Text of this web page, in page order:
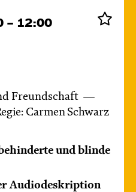
– 12:00
Freundschaft
Carmen Schwarz
und blinde
Audiodeskription